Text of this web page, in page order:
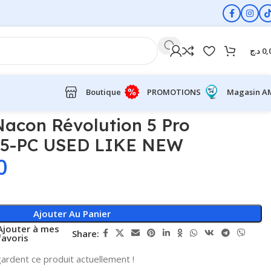
د.ج
Boutique PROMOTIONS Magasin
Révolution 5 Pro
PC USED LIKE NEW
Ajouter Au Panier
à mes Share:
ce produit actuellement !